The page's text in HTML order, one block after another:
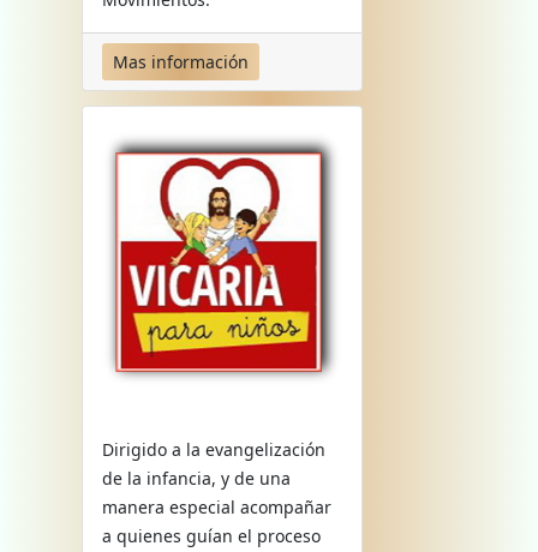
Mas información
Dirigido a la evangelización
de la infancia, y de una
manera especial acompañar
a quienes guían el proceso